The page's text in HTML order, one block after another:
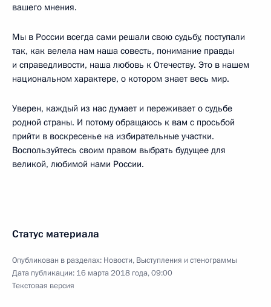
вашего мнения.
Мы в России всегда сами решали свою судьбу, поступали
так, как велела нам наша совесть, понимание правды
и справедливости, наша любовь к Отечеству. Это в нашем
национальном характере, о котором знает весь мир.
Уверен, каждый из нас думает и переживает о судьбе
родной страны. И потому обращаюсь к вам с просьбой
прийти в воскресенье на избирательные участки.
Воспользуйтесь своим правом выбрать будущее для
великой, любимой нами России.
Статус материала
Опубликован в разделах: Новости, Выступления и стенограммы
Дата публикации: 16 марта 2018 года, 09:00
Текстовая версия